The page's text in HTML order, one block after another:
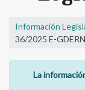
Información
36/2025 E-
La